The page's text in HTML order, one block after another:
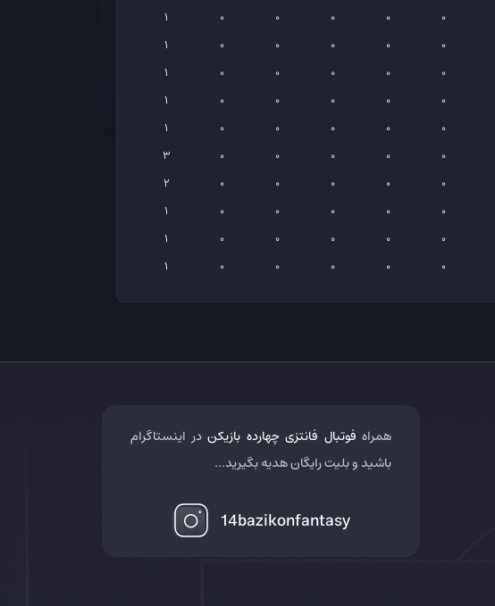
0
0
0
0
0
1
0
0
0
0
0
1
0
0
0
0
0
1
0
0
0
0
0
1
0
0
0
0
0
1
0
0
0
0
0
3
0
0
0
0
0
2
0
0
0
0
0
1
0
0
0
0
0
1
0
0
0
0
0
1
همراه فوتبال فانتزی چهارده بازیکن در اینستاگرام
باشید و بلیت رایگان هدیه بگیرید...
14bazikonfantasy